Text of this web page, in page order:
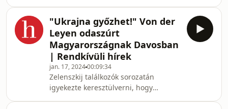
cikkeinket.
https://wg.hetek.hu/form.php?
f=b727kb2221Legfrissebb o
https://www.youtube.com/channel/
Mai vendégünk Vida Ákos újságíró
Münchenből, akivel többek között
arról beszélgetünk: - miért tüntetnek
a gazdák? kik csatlakoztak? - mi az,
amit a Scholz-kormány elrontott? -
van-e esélye annak, hogy a tüntetések
kiszélesednek? - belebukhat-e a
kormány? - ki
"Ukrajna győzhet!" Von der
Leyen odaszúrt
Magyarországnak Davosban
| Rendkívüli hírek
jan. 17, 202400:09:34
Zelenszkij találkozók sorozatán
igyekezte keresztülverni, hogy